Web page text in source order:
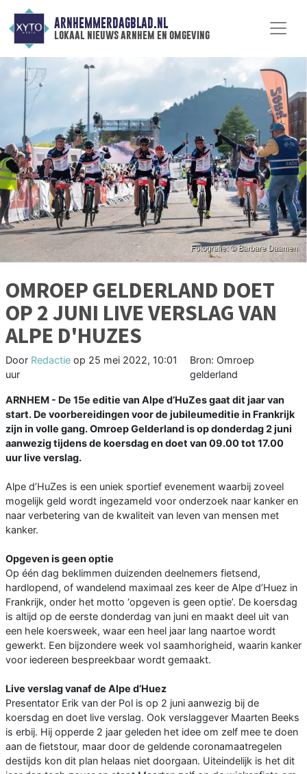
ARNHEMMERDAGBLAD.NL
lokaal nieuws arnhem en omgeving
OMROEP GELDERLAND DOET
OP 2 JUNI LIVE VERSLAG VAN
ALPE D'HUZES
Door Redactie op 25 mei 2022, 10:01
uur
Bron: Omroep
gelderland
ARNHEM - De 15e editie van Alpe d’HuZes gaat dit jaar van
start. De voorbereidingen voor de jubileumeditie in Frankrijk
zijn in volle gang. Omroep Gelderland is op donderdag 2 juni
aanwezig tijdens de koersdag en doet van 09.00 tot 17.00
uur live verslag.
Alpe d’HuZes is een uniek sportief evenement waarbij zoveel
mogelijk geld wordt ingezameld voor onderzoek naar kanker en
naar verbetering van de kwaliteit van leven van mensen met
kanker.
Opgeven is geen optie
Op één dag beklimmen duizenden deelnemers fietsend,
hardlopend, of wandelend maximaal zes keer de Alpe d’Huez in
Frankrijk, onder het motto ‘opgeven is geen optie’. De koersdag
is altijd op de eerste donderdag van juni en maakt deel uit van
een hele koersweek, waar een heel jaar lang naartoe wordt
gewerkt. Een bijzondere week vol saamhorigheid, waarin kanker
voor iedereen bespreekbaar wordt gemaakt.
Live verslag vanaf de Alpe d’Huez
Presentator Erik van der Pol is op 2 juni aanwezig bij de
koersdag en doet live verslag. Ook verslaggever Maarten Beeks
is erbij. Hij opperde 2 jaar geleden het idee om zelf mee te doen
aan de fietstour, maar door de geldende coronamaatregelen
destijds kon dit plan helaas niet doorgaan. Uiteindelijk is het dit